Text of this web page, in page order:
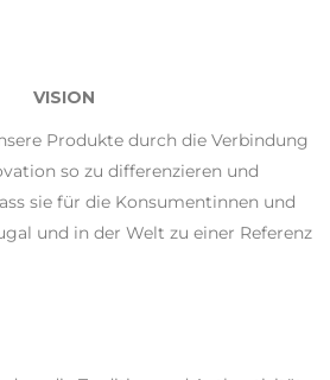
VISION
Produkte durch die Verbindung
so zu differenzieren und
sie für die Konsumentinnen und
und in der Welt zu einer Referenz